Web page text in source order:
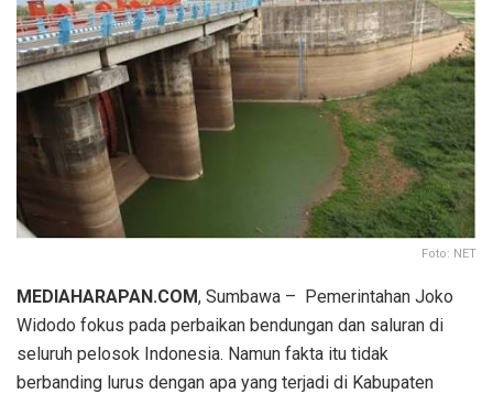
Foto: NET
MEDIAHARAPAN.COM, Sumbawa – Pemerintahan Joko
Widodo ‎fokus pada perbaikan bendungan dan saluran di
seluruh pelosok Indonesia. Namun fakta itu tidak
berbanding lurus dengan apa yang terjadi di Kabupaten